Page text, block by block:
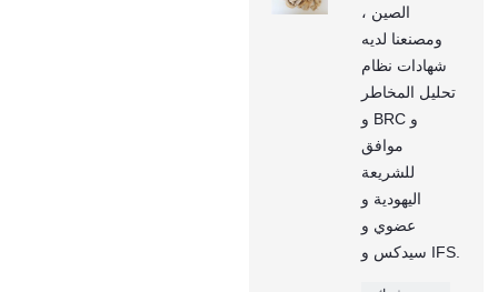
الصين ،
ومصنعنا لديه
شهادات نظام
تحليل المخاطر
و BRC و
موافق
للشريعة
اليهودية و
عضوي و
سيدكس و IFS.